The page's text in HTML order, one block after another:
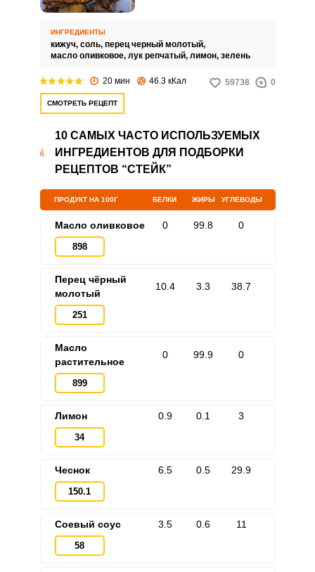
рыбу.
ИНГРЕДИЕНТЫ
кижуч, соль, перец черный молотый,
масло оливковое, лук репчатый, лимон, зелень
20 мин 46.3 кКал 59738 0
СМОТРЕТЬ РЕЦЕПТ
10 САМЫХ ЧАСТО ИСПОЛЬЗУЕМЫХ
ИНГРЕДИЕНТОВ ДЛЯ ПОДБОРКИ
РЕЦЕПТОВ “СТЕЙК”
ПРОДУКТ НА 100Г БЕЛКИ ЖИРЫ УГЛЕВОДЫ
Масло оливковое
898
0 99.8 0
Перец чёрный
молотый
251
10.4 3.3 38.7
Масло
растительное
899
0 99.9 0
Лимон
34
0.9 0.1 3
Чеснок
150.1
6.5 0.5 29.9
Соевый соус
58
3.5 0.6 11